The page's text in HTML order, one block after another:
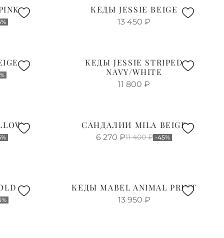
КЕДЫ JESSIE BEIGE
13 450 ₽
КЕДЫ JESSIE STRIPED
NAVY/WHITE
11 800 ₽
САНДАЛИИ MILA BEIGE
6 270 ₽11 400 ₽ -45%
КЕДЫ MABEL ANIMAL PRINT
13 950 ₽